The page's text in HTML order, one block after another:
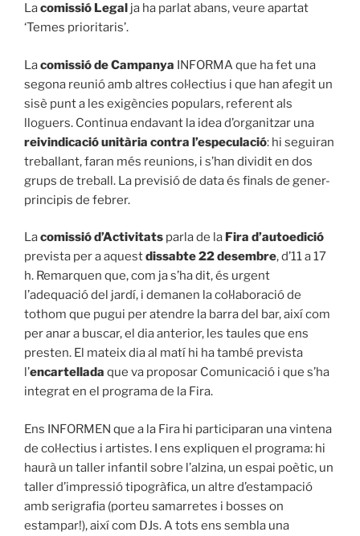
Lacomissió Legal ja ha parlat abans, veure apartat
‘Temes prioritaris’.
Lacomissió de Campanya INFORMA que ha fet una
segona reunió amb altres col·lectius i que han afegit un
sisè punt a les exigències populars, referent als
lloguers. Continua endavant la idea d’organitzar una
reivindicació unitària contra l’especulació: hi seguiran
treballant, faran més reunions, i s’han dividit en dos
grups de treball. La previsió de data és finals de gener-
principis de febrer.
Lacomissió d’Activitats parla de la Fira d’autoedició
prevista per a aquestdissabte 22 desembre, d’11 a 17
h. Remarquen que, com ja s’ha dit, és urgent
l’adequació del jardí, i demanen la col·laboració de
tothom que pugui per atendre la barra del bar, així com
per anar a buscar, el dia anterior, les taules que ens
presten. El mateix dia al matí hi ha també prevista
l’encartellada que va proposar Comunicació i que s’ha
integrat en el programa de la Fira.
Ens INFORMEN que a la Fira hi participaran una vintena
de col·lectius i artistes. I ens expliquen el programa: hi
haurà un taller infantil sobre l’alzina, un espai poètic, un
taller d’impressió tipogràfica, un altre d’estampació
amb serigrafia (porteu samarretes i bosses on
estampar!), així com DJs. A tots ens sembla una